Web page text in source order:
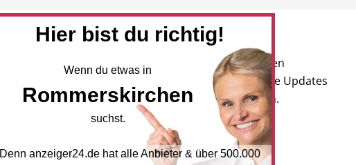
Newsletter
Melden Sie sich für unseren
Newsletter an, um neueste Updates
und Angebote zu erhalten.
NEWSLETTER BESTELLEN
Hier bist du richtig!
Wenn du etwas in
Rommerskirchen
suchst.
Denn anzeiger24.de hat alle Anbieter & über 500.000